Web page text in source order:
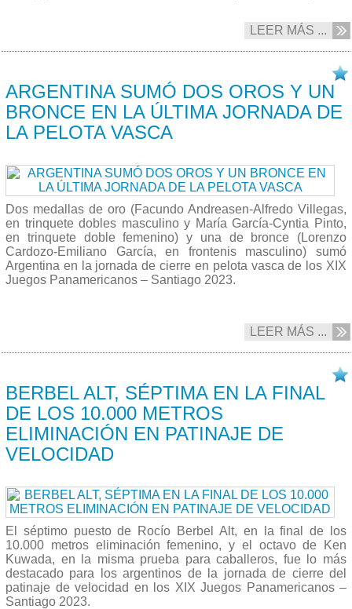
LEER MÁS ...
ARGENTINA SUMÓ DOS OROS Y UN
BRONCE EN LA ÚLTIMA JORNADA DE
LA PELOTA VASCA
Dos medallas de oro (Facundo Andreasen-Alfredo Villegas,
en trinquete dobles masculino y María García-Cyntia Pinto,
en trinquete doble femenino) y una de bronce (Lorenzo
Cardozo-Emiliano García, en frontenis masculino) sumó
Argentina en la jornada de cierre en pelota vasca de los XIX
Juegos Panamericanos – Santiago 2023.
LEER MÁS ...
BERBEL ALT, SÉPTIMA EN LA FINAL
DE LOS 10.000 METROS
ELIMINACIÓN EN PATINAJE DE
VELOCIDAD
El séptimo puesto de Rocío Berbel Alt, en la final de los
10.000 metros eliminación femenino, y el octavo de Ken
Kuwada, en la misma prueba para caballeros, fue lo más
destacado para los argentinos de la jornada de cierre del
patinaje de velocidad en los XIX Juegos Panamericanos –
Santiago 2023.